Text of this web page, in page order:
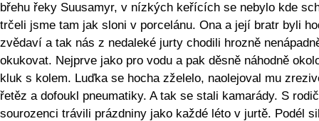
břehu řeky Suusamyr, v nízkých keřících se nebylo kde
trčeli jsme tam jak sloni v porcelánu. Ona a její bratr byli
zvědaví a tak nás z nedaleké jurty chodili hrozně
okukovat. Nejprve jako pro vodu a pak děsně náhodně
kluk s kolem. Luďka se hocha zželelo, naolejoval mu
řetěz a dofoukl pneumatiky. A tak se stali kamarády. S
sourozenci trávili prázdniny jako každé léto v jurtě. Podél